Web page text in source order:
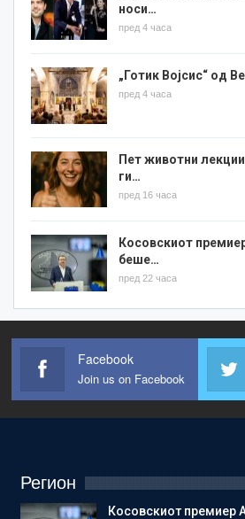
носи…
пред 4 часа
„Готик Војсис“ од
пред 4 часа
Пет животни
ги…
пред 16 часа
Косовскиот
беше…
пред 22 часа
Facebook
Join us on Facebook
Регион
Косовскиот премиер